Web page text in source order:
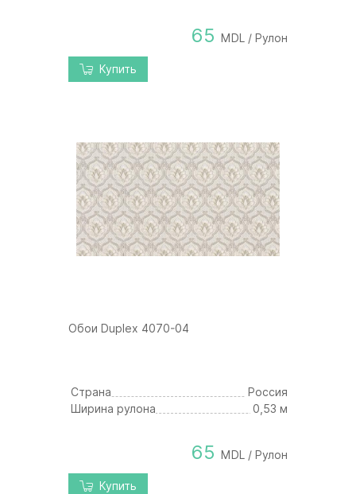
65 MDL / Рулон
Купить
Обои Duplex 4070-04
Страна
Россия
Ширина рулона
0,53 м
65 MDL / Рулон
Купить